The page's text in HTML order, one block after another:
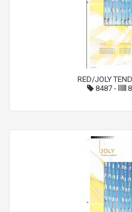
RED/JOLY
8487-